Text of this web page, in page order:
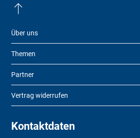
Über uns
Themen
Partner
Vertrag widerrufen
Kontaktdaten